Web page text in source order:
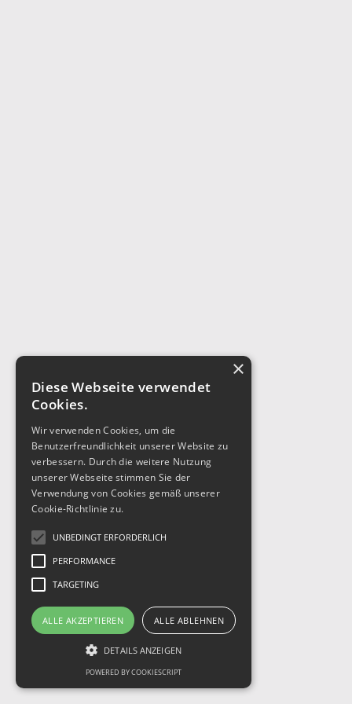
×
Diese Webseite verwendet
Cookies.
Wir verwenden Cookies, um die
Benutzerfreundlichkeit unserer Website zu
verbessern. Durch die weitere Nutzung
unserer Webseite stimmen Sie der
Verwendung von Cookies gemäß unserer
Cookie-Richtlinie zu.
UNBEDINGT ERFORDERLICH
PERFORMANCE
TARGETING
ALLE AKZEPTIEREN ALLE ABLEHNEN
DETAILS ANZEIGEN
POWERED BY COOKIESCRIPT